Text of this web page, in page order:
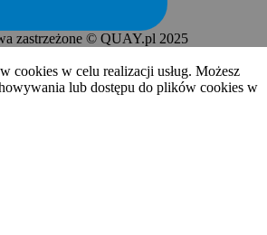
zastrzeżone © QUAY.pl 2025
cookies w celu realizacji usług. Możesz
lub dostępu do plików cookies w